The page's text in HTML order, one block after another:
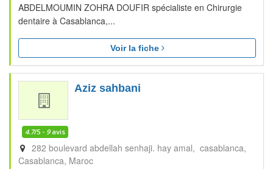
ABDELMOUMIN ZOHRA DOUFIR spécialiste en Chirurgie
dentaire à Casablanca,...
Voir la fiche
Aziz sahbani
4.7/5 - 9avis
282 boulevard abdellah senhaji. hay amal, casablanca
Casablanca Maroc